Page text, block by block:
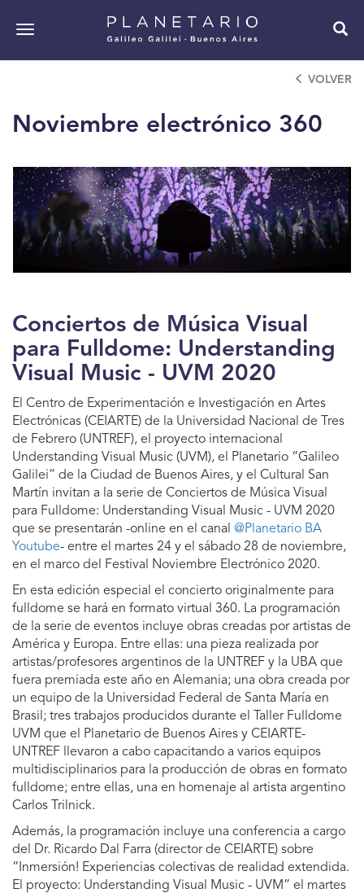
principalnavigation
Noviembre electrónico 360
VOLVER
Conciertos de Música Visual
para Fulldome: Understanding
Visual Music - UVM 2020
El Centro de Experimentación e Investigación en Artes
Electrónicas (CEIARTE) de la Universidad Nacional de Tres
de Febrero (UNTREF), el proyecto internacional
Understanding Visual Music (UVM), el Planetario “Galileo
Galilei” de la Ciudad de Buenos Aires, y el Cultural San
Martín invitan a la serie de Conciertos de Música Visual
para Fulldome: Understanding Visual Music - UVM 2020
que se presentarán -online en el canal @Planetario BA
Youtube- entre el martes 24 y el sábado 28 de noviembre,
en el marco del Festival Noviembre Electrónico 2020.
En esta edición especial el concierto originalmente para
fulldome se hará en formato virtual 360. La programación
de la serie de eventos incluye obras creadas por artistas de
América y Europa. Entre ellas: una pieza realizada por
artistas/profesores argentinos de la UNTREF y la UBA que
fuera premiada este año en Alemania; una obra creada por
un equipo de la Universidad Federal de Santa María en
Brasil; tres trabajos producidos durante el Taller Fulldome
UVM que el Planetario de Buenos Aires y CEIARTE-
UNTREF llevaron a cabo capacitando a varios equipos
multidisciplinarios para la producción de obras en formato
fulldome; entre ellas, una en homenaje al artista argentino
Carlos Trilnick.
Además, la programación incluye una conferencia a cargo
del Dr. Ricardo Dal Farra (director de CEIARTE) sobre
“Inmersión! Experiencias colectivas de realidad extendida.
El proyecto: Understanding Visual Music - UVM” el martes